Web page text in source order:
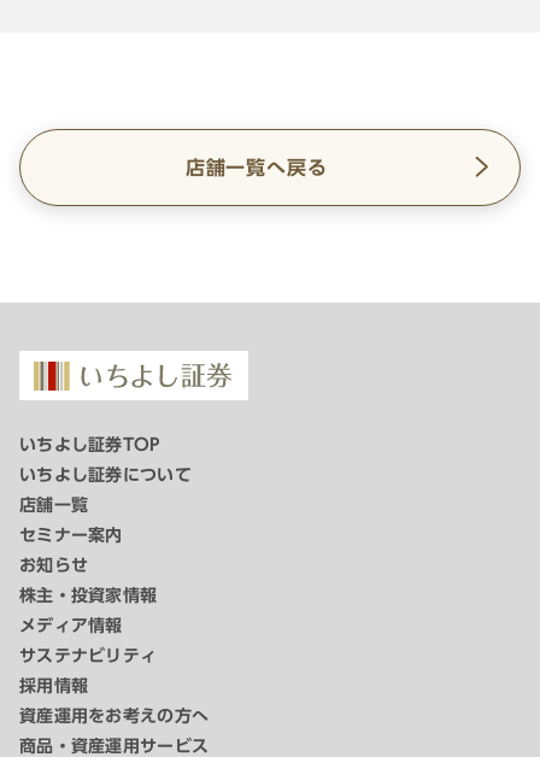
店舗一覧へ戻る
いちよし証券TOP
いちよし証券について
店舗一覧
セミナー案内
お知らせ
株主・投資家情報
メディア情報
サステナビリティ
採用情報
資産運用をお考えの方へ
商品・資産運用サービス